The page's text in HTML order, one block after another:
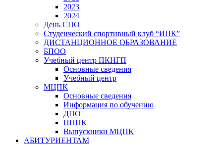
2023
2024
День СПО
Студенческий спортивный клуб “ИПК”
ДИСТАНЦИОННОЕ ОБРАЗОВАНИЕ
БПОО
Учебный центр ПКНГП
Основные сведения
Учебный центр
МЦПК
Основные сведения
Информация по обучению
ДПО
ПППК
Выпускники МЦПК
АБИТУРИЕНТАМ